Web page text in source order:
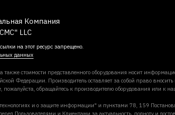
Компания
LLC
на этот ресурс запрещено.
данных
стоимости представленного оборудования носит
Федерации. Производитель оставляет за собой право
обращайтесь к производителю оборудования или к
и о защите информации" и пунктами 78, 159
Пользователями и Клиентами за актуальность, полноту и